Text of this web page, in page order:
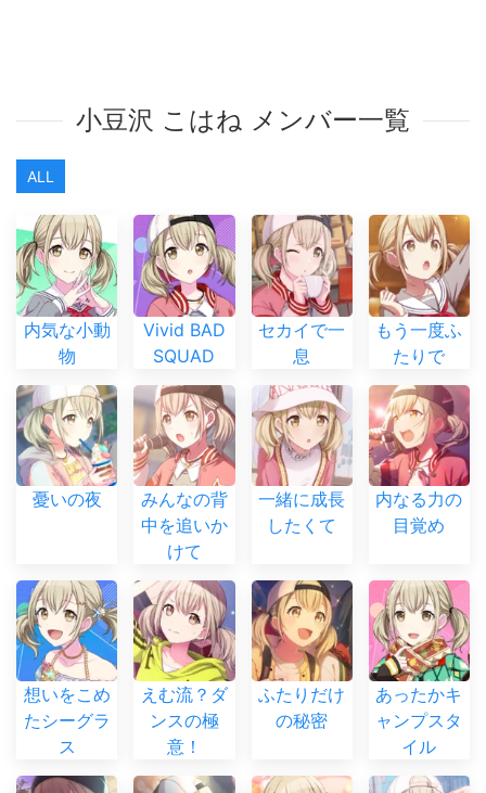
小豆沢 こはね メンバー一覧
ALL
内気な小動
物
Vivid BAD
SQUAD
セカイで一
息
もう一度ふ
たりで
憂いの夜
みんなの背
中を追いか
けて
一緒に成長
したくて
内なる力の
目覚め
想いをこめ
たシーグラ
ス
えむ流？ダ
ンスの極
意！
ふたりだけ
の秘密
あったかキ
ャンプスタ
イル